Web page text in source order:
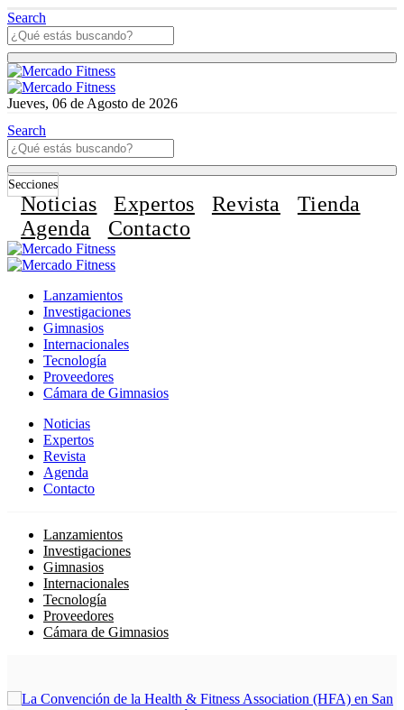
Search
Jueves, 06 de Agosto de 2026
Search
Secciones
Noticias Expertos Revista
Tienda
Agenda
Contacto
Lanzamientos
Investigaciones
Gimnasios
Internacionales
Tecnología
Proveedores
Cámara de Gimnasios
Noticias
Expertos
Revista
Agenda
Contacto
Lanzamientos
Investigaciones
Gimnasios
Internacionales
Tecnología
Proveedores
Cámara de Gimnasios